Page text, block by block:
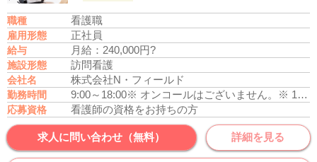
職種 看護職
雇用形態 正社員
給与 月給：240,000円?
施設形態 訪問看護
会社名 株式会社N・フィールド
勤務時間 9:00～18:00※ オンコールはございません。 ※ 17時までの時短勤務は応相談（幼少の子供を養育している方）
応募資格 看護師の資格をお持ちの方
求人に問い合わせ（無料） 詳細を見る